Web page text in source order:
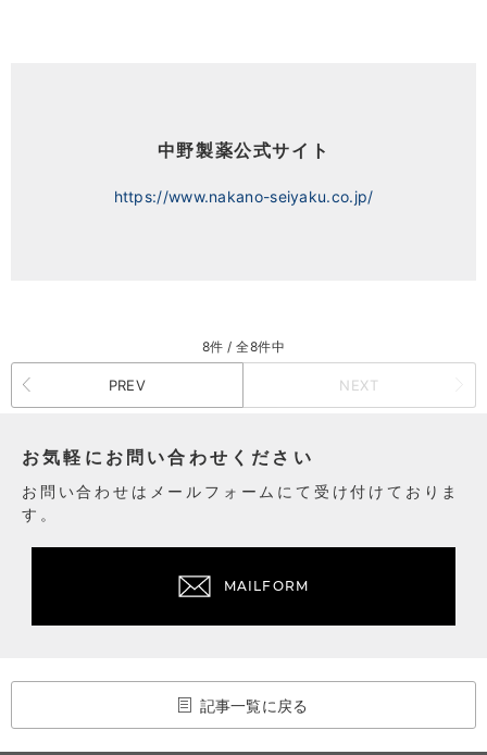
中野製薬公式サイト
https://www.nakano-seiyaku.co.jp/
8件 / 全8件中
PREV NEXT
お気軽にお問い合わせください
お問い合わせはメールフォームにて受け付けておりま
す。
MAILFORM
記事一覧に戻る